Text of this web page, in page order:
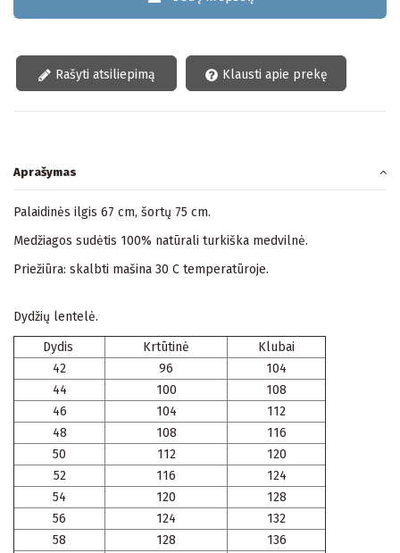
Rašyti atsiliepimą Klausti apie prekę
Aprašymas
Palaidinės ilgis 67 cm, šortų 75 cm.
Medžiagos sudėtis 100% natūrali turkiška medvilnė.
Priežiūra: skalbti mašina 30 C temperatūroje.
Dydžių lentelė.
Dydis Krtūtinė
Klubai
42
96
104
44
100
108
46
104
112
48
108
116
50
112
120
52
116
124
54
120
128
56
124
132
58
128
136